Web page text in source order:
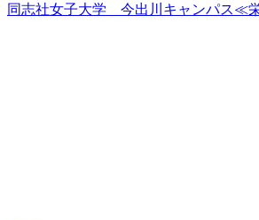
同志社女子大学 今出川キャンパス≪